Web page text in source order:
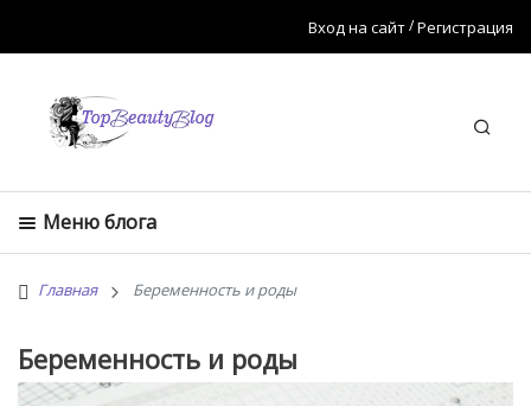
Вход на сайт Регистрация
Меню блога
Главная Беременность и роды
Беременность и роды